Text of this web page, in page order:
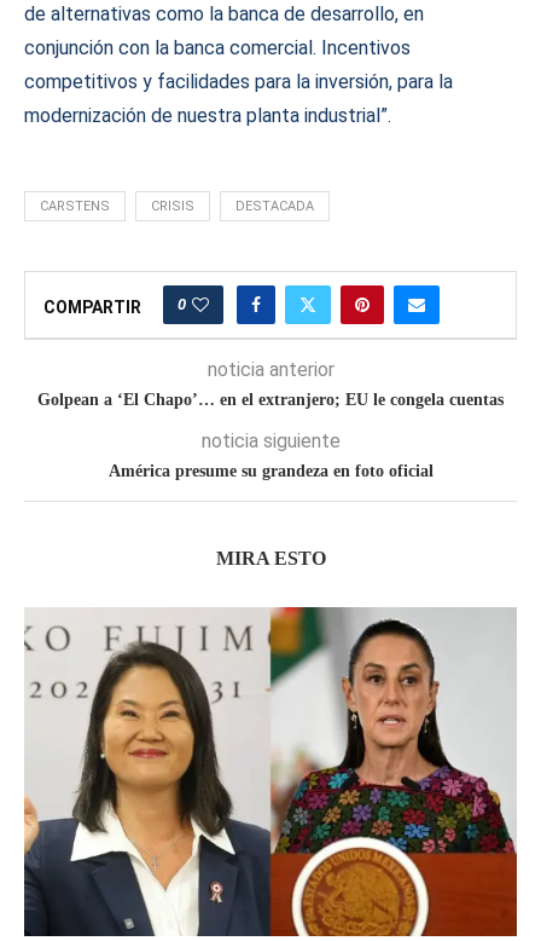
de alternativas como la banca de desarrollo, en
conjunción con la banca comercial. Incentivos
competitivos y facilidades para la inversión, para la
modernización de nuestra planta industrial”.
CARSTENS CRISIS DESTACADA
COMPARTIR 0
noticia anterior
Golpean a ‘El Chapo’… en el extranjero; EU le congela cuentas
noticia siguiente
América presume su grandeza en foto oficial
MIRA ESTO